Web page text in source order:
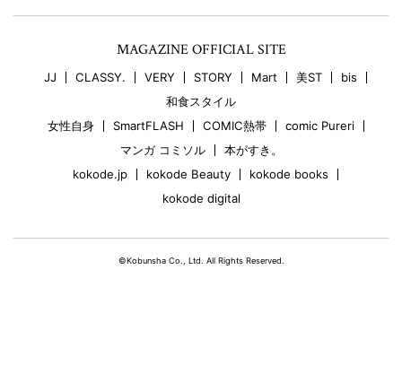
MAGAZINE OFFICIAL SITE
JJ CLASSY. VERY STORY Mart 美ST
bis
和食スタイル
女性自身
SmartFLASH COMIC熱帯
comic Pureri
マンガ コミソル
本がすき。
kokode.jp
kokode Beauty
kokode books
kokode digital
©Kobunsha Co., Ltd. All Rights Reserved.